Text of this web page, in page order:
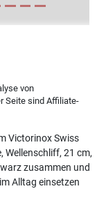
von
Seite sind Affiliate-
Victorinox Swiss
Wellenschliff, 21 cm,
zusammen und
Alltag einsetzen